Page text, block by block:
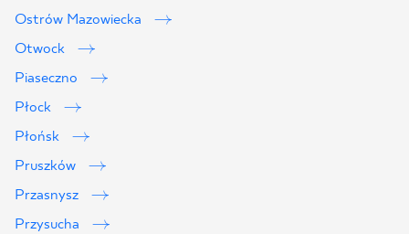
Ostrów Mazowiecka
Otwock
Piaseczno
Płock
Płońsk
Pruszków
Przasnysz
Przysucha